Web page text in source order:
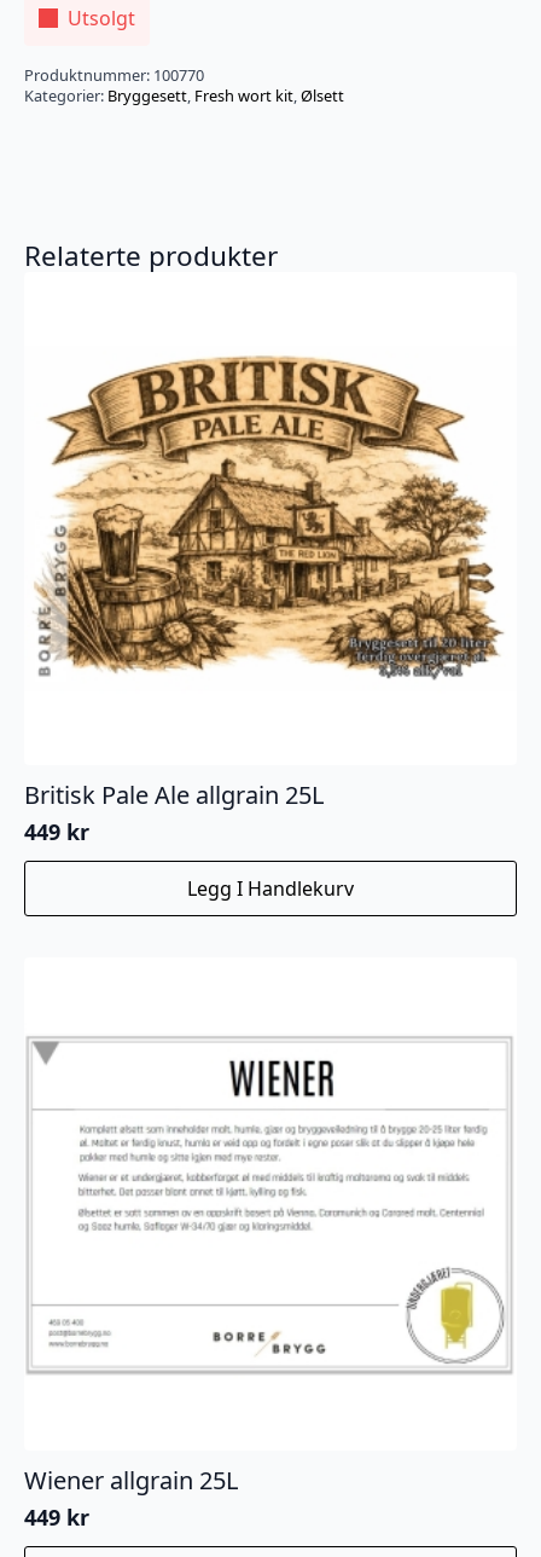
Utsolgt
Produktnummer: 100770
Kategorier: Bryggesett, Fresh wort kit,Ølsett
Relaterte produkter
Britisk Pale Ale allgrain 25L
449 kr
Legg I Handlekurv
Wiener allgrain 25L
449 kr